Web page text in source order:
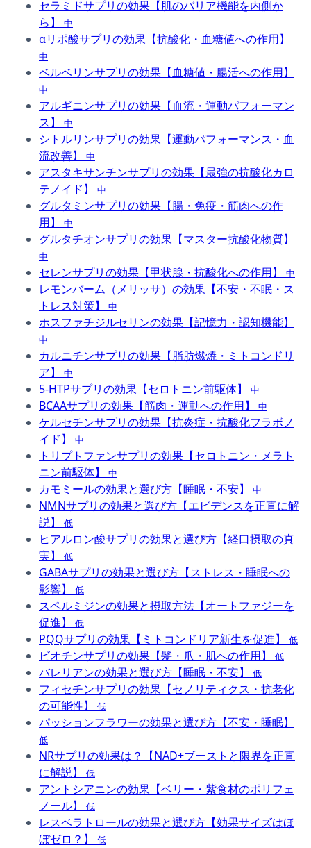
セラミドサプリの効果【肌のバリア機能を内側か
ら】
中
αリポ酸サプリの効果【抗酸化・血糖値への作用】
中
ベルベリンサプリの効果【血糖値・腸活への作用】
中
アルギニンサプリの効果【血流・運動パフォーマン
ス】
中
シトルリンサプリの効果【運動パフォーマンス・血
流改善】
中
アスタキサンチンサプリの効果【最強の抗酸化カロ
テノイド】
中
グルタミンサプリの効果【腸・免疫・筋肉への作
用】
中
グルタチオンサプリの効果【マスター抗酸化物質】
中
セレンサプリの効果【甲状腺・抗酸化への作用】 中
レモンバーム（メリッサ）の効果【不安・不眠・ス
トレス対策】
中
ホスファチジルセリンの効果【記憶力・認知機能】
中
カルニチンサプリの効果【脂肪燃焼・ミトコンドリ
ア】
中
5-HTPサプリの効果【セロトニン前駆体】 中
BCAAサプリの効果【筋肉・運動への作用】 中
ケルセチンサプリの効果【抗炎症・抗酸化フラボノ
イド】
中
トリプトファンサプリの効果【セロトニン・メラト
ニン前駆体】
中
カモミールの効果と選び方【睡眠・不安】 中
NMNサプリの効果と選び方【エビデンスを正直に解
説】
低
ヒアルロン酸サプリの効果と選び方【経口摂取の真
実】
低
GABAサプリの効果と選び方【ストレス・睡眠への
影響】
低
スペルミジンの効果と摂取方法【オートファジーを
促進】
低
PQQサプリの効果【ミトコンドリア新生を促進】 低
ビオチンサプリの効果【髪・爪・肌への作用】 低
バレリアンの効果と選び方【睡眠・不安】 低
フィセチンサプリの効果【セノリティクス・抗老化
の可能性】
低
パッションフラワーの効果と選び方【不安・睡眠】
低
NRサプリの効果は？【NAD+ブーストと限界を正直
に解説】
低
アントシアニンの効果【ベリー・紫食材のポリフェ
ノール】
低
レスベラトロールの効果と選び方【効果サイズはほ
ぼゼロ？】
低